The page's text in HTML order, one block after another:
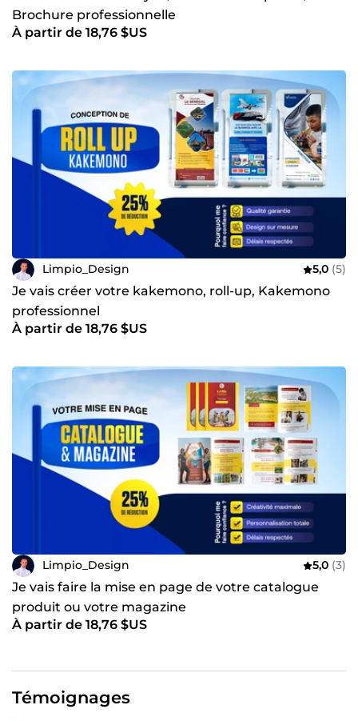
Brochure professionnelle
À partir de 18,76 $US
Limpio_Design 5,0 (5)
Je vais créer votre kakemono, roll-up, Kakemono
professionnel
À partir de 18,76 $US
Limpio_Design 5,0 (3)
Je vais faire la mise en page de votre catalogue
produit ou votre magazine
À partir de 18,76 $US
Témoignages